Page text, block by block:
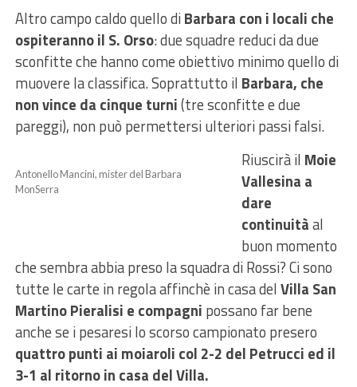
Altro campo caldo quello diBarbara con i locali che
ospiteranno il S. Orso: due squadre reduci da due
sconfitte che hanno come obiettivo minimo quello di
muovere la classifica. Soprattutto il Barbara, che
non vince da cinque turni(tre sconfitte e due
pareggi), non può permettersi ulteriori passi falsi.
Antonello Mancini, mister del Barbara
MonSerra
Riuscirà il Moie
Vallesina a
dare
continuitàal
buon momento
che sembra abbia preso la squadra di Rossi? Ci sono
tutte le carte in regola affinchè in casa delVilla San
Martino Pieralisi e compagni possano far bene
anche se i pesaresi lo scorso campionato presero
quattro punti ai moiaroli col 2-2 del Petrucci ed il
3-1 al ritorno in casa del Villa.